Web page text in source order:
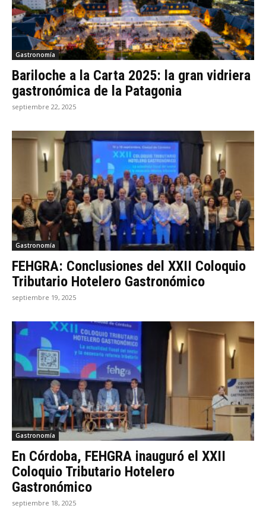
Gastronomía
Bariloche a la Carta 2025: la gran vidriera
gastronómica de la Patagonia
septiembre 22, 2025
Gastronomía
FEHGRA: Conclusiones del XXII Coloquio
Tributario Hotelero Gastronómico
septiembre 19, 2025
Gastronomía
En Córdoba, FEHGRA inauguró el XXII
Coloquio Tributario Hotelero
Gastronómico
septiembre 18, 2025